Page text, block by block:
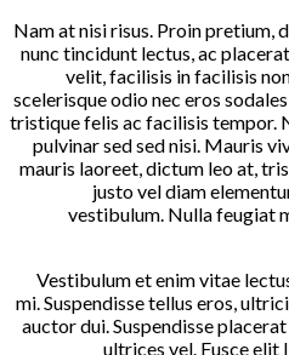
Nam at nisi risus. Proin pretium,
nunc tincidunt lectus, ac
velit, facilisis in facilisis
scelerisque odio nec eros
tristique felis ac facilisis tempor.
pulvinar sed sed nisi. Mauris
mauris laoreet, dictum leo at,
justo vel diam
vestibulum. Nulla feugiat
Vestibulum et enim vitae
mi. Suspendisse tellus eros,
auctor dui. Suspendisse
ultrices vel. Fusce elit